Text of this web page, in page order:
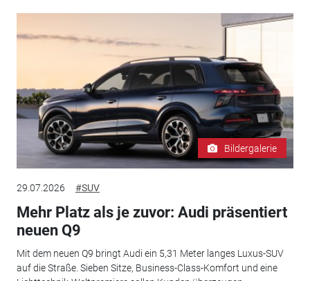
Bildergalerie
29.07.2026 #SUV
Mehr Platz als je zuvor: Audi präsentiert
neuen Q9
Mit dem neuen Q9 bringt Audi ein 5,31 Meter langes Luxus-SUV
auf die Straße. Sieben Sitze, Business-Class-Komfort und eine